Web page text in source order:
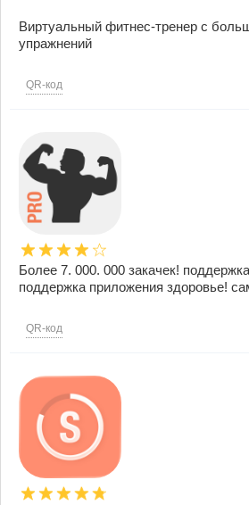
Виртуальный фитнес-тренер с
упражнений
QR-код
Более 7. 000. 000 закачек!
поддержка приложения здоровье!
QR-код